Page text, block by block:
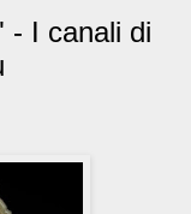
- I canali di